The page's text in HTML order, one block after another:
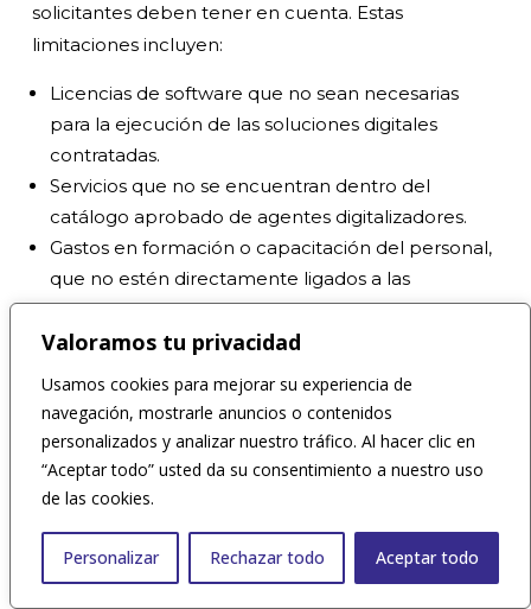
Valoramos tu privacidad
Usamos cookies para mejorar su experiencia de
navegación, mostrarle anuncios o contenidos
personalizados y analizar nuestro tráfico. Al hacer clic en
“Aceptar todo” usted da su consentimiento a nuestro uso
de las cookies.
Personalizar Rechazar todo Aceptar todo
solicitantes deben tener en cuenta. Estas
limitaciones incluyen:
Licencias de software que no sean necesarias
para la ejecución de las soluciones digitales
contratadas.
Servicios que no se encuentran dentro del
catálogo aprobado de agentes digitalizadores.
Gastos en formación o capacitación del personal,
que no estén directamente ligados a las
herramientas adquiridas a través del bono digital.
registro claro de los gastos y consulten las bases
del programa para garantizar que sus solicitudes
cumplan con todos los criterios establecidos. De
este modo, se optimiza el uso del bono digital y se
evita cualquier contratiempo durante el proceso de
evaluación.